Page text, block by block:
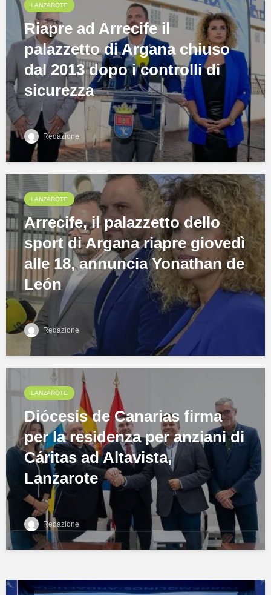
LANZAROTE
Riapre ad Arrecife il
palazzetto di Argana chiuso
dal 2013 dopo i controlli di
sicurezza
Redazione
LANZAROTE
Arrecife, il palazzetto dello
sport di Argana riapre giovedì
alle 18, annuncia Yonathan de
León
Redazione
LANZAROTE
Diócesis de Canarias firma
per la residenza per anziani di
Cáritas ad Altavista,
Lanzarote
Redazione